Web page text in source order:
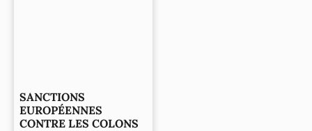
SANCTIONS
EUROPÉENNES
CONTRE LES COLONS